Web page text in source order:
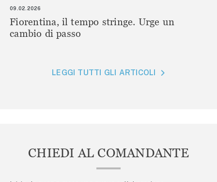
09.02.2026
Fiorentina, il tempo stringe. Urge un
cambio di passo
LEGGI TUTTI GLI ARTICOLI
CHIEDI AL COMANDANTE